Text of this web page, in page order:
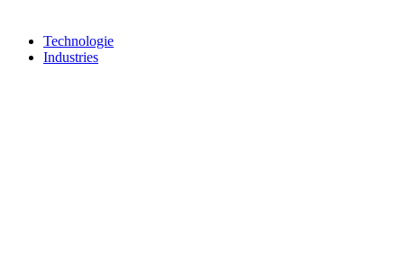
Technologie
Industries